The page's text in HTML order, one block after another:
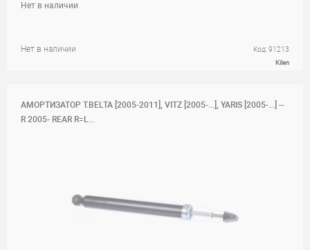
Нет в наличии Код: 91213
Kilen
Нет в наличии
АМОРТИЗАТОР T.BELTA [2005-2011], VITZ [2005-...], YARIS [2005-...] --
R 2005- REAR R=L...